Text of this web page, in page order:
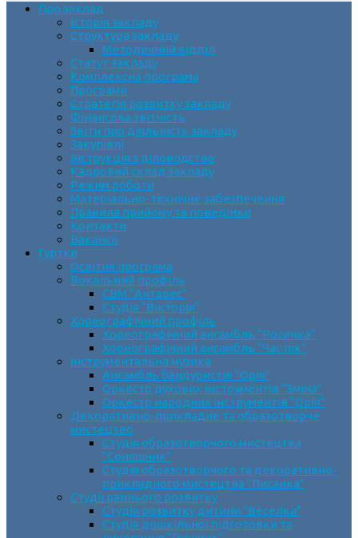
Про заклад
Історія закладу
Структура закладу
Методичний відділ
Статут закладу
Комплексна програма
Програми
Стратегія розвитку закладу
Фінансова звітність
Звіти про діяльність закладу
Закупівлі
Інструкція з діловодства
Кадровий склад закладу
Режим роботи
Матеріально-технічне забезпечення
Правила прийому та поведінки
Контакти
Вакансії
Гуртки
Освітня програма
Вокальний профіль
СВМ “Антарес”
Студія “Вікторія”
Хореографічний профіль
Хореографічний ансамбль “Росинка”
Хореографічний ансамбль “Час пік”
Інструментальна музика
Ансамбль бандуристів “Орія”
Оркестр духових інструментів “Зміна”
Оркестр народних інструментів “Орія”
Декоративно-прикладне та образотворче
мистецтво
Cтудія образотворчого мистецтва
“Соняшник”
Студія образотворчого та декоративно-
прикладного мистецтва “Писанка”
Студії раннього розвитку
Студія розвитку дитини “Веселка”
Студія дошкільної підготовки та